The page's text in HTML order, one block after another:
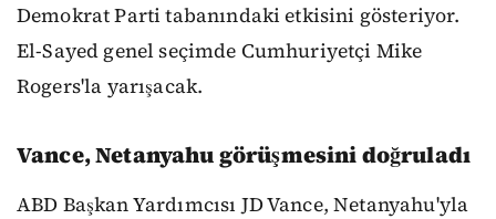
Demokrat Parti tabanındaki etkisini gösteriyor.
El-Sayed genel seçimde Cumhuriyetçi Mike
Rogers'la yarışacak.
Vance, Netanyahu görüşmesini doğruladı
ABD Başkan Yardımcısı JD Vance, Netanyahu'yla